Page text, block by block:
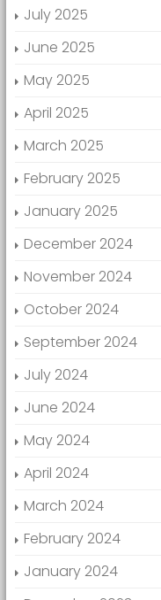
July 2025
June 2025
May 2025
April 2025
March 2025
February 2025
January 2025
December 2024
November 2024
October 2024
September 2024
July 2024
June 2024
May 2024
April 2024
March 2024
February 2024
January 2024